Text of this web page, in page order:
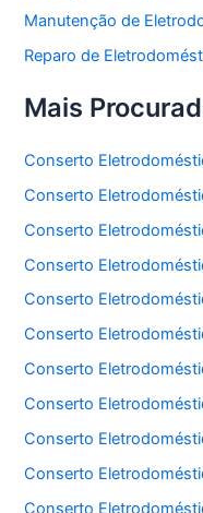
Manutenção de
Reparo de
Mais
Conserto
Conserto
Conserto
Conserto
Conserto
Conserto
Conserto
Conserto
Conserto
Conserto
Conserto